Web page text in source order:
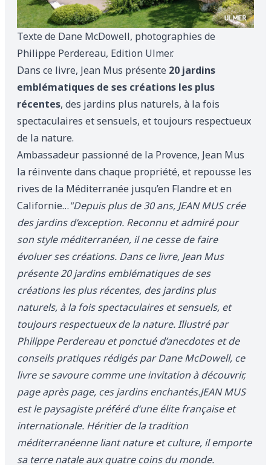
Texte de Dane McDowell, photographies de
Philippe Perdereau, Edition Ulmer.
Dans ce livre, Jean Mus présente 20 jardins
emblématiques de ses créations les plus
récentes, des jardins plus naturels, à la fois
spectaculaires et sensuels, et toujours respectueux
de la nature.
Ambassadeur passionné de la Provence, Jean Mus
la réinvente dans chaque propriété, et repousse les
rives de la Méditerranée jusqu’en Flandre et en
Californie…"Depuis plus de 30 ans, JEAN MUS crée
des jardins d’exception. Reconnu et admiré pour
son style méditerranéen, il ne cesse de faire
évoluer ses créations. Dans ce livre, Jean Mus
présente 20 jardins emblématiques de ses
créations les plus récentes, des jardins plus
naturels, à la fois spectaculaires et sensuels, et
toujours respectueux de la nature. Illustré par
Philippe Perdereau et ponctué d’anecdotes et de
conseils pratiques rédigés par Dane McDowell, ce
livre se savoure comme une invitation à découvrir,
page après page, ces jardins enchantés.JEAN MUS
est le paysagiste préféré d’une élite française et
internationale. Héritier de la tradition
méditerranéenne liant nature et culture, il emporte
sa terre natale aux quatre coins du monde.